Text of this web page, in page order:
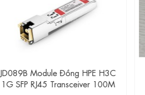
JD089B Module Đồng HPE H3C
1G SFP RJ45 Transceiver 100M